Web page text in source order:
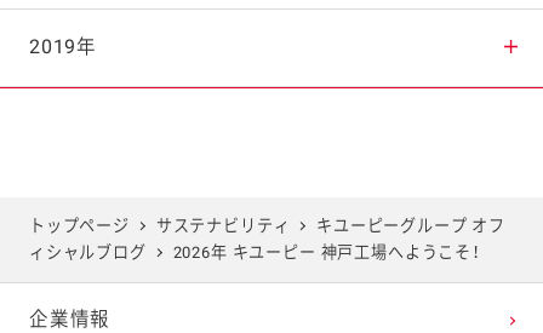
2025年7月
2025年4月
2024年8月
2024年5月
2023年9月
2023年6月
2022年10月
2022年7月
2021年11月
2021年8月
2020年12月
2020年9月
2019年
2019年10月
トップページ サステナビリティ
キユーピーグループ オフ
ィシャルブログ
2026年 キユーピー 神戸工場へようこそ！
企業情報